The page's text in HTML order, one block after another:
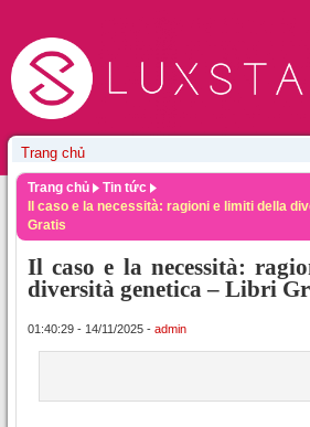
Trang chủ
Tin tức
Il caso e la necessità: ragioni e limiti della
Gratis
Il caso e la necessità:
diversità genetica – Libri
01:40:29 - 14/11/2025 - admin